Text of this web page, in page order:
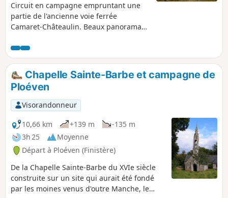
Circuit en campagne empruntant une
partie de l'ancienne voie ferrée
Camaret-Châteaulin. Beaux panoramas
Ouest du Ménez Hom
Chapelle Sainte-Barbe et campagne de
Ploéven
Visorandonneur
10,66 km
+139 m
-135 m
3h 25
Moyenne
Départ à Ploéven (Finistère)
De la Chapelle Sainte-Barbe du XVIe siècle
construite sur un site qui aurait été fondé
par les moines venus d'outre Manche, le